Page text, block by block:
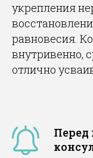
укрепления
равновесия.
внутривенно,
отлично
Перед